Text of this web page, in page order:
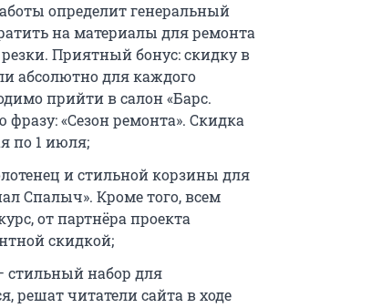
определит генеральный
на материалы для ремонта
Приятный бонус: скидку в
абсолютно для каждого
прийти в салон «Барс.
«Сезон ремонта». Скидка
по 1 июля;
и стильной корзины для
Спалыч». Кроме того, всем
от партнёра проекта
скидкой;
стильный набор для
решат читатели сайта в ходе